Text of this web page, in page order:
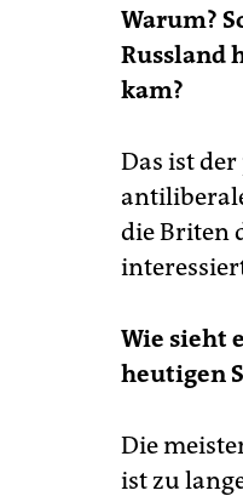
Warum?
Russland
kam?
Das ist
die Briten
Wie sieht
heutigen
Die
ist zu